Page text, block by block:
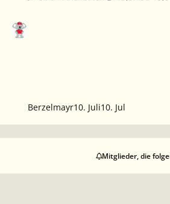
Berzelmayr10. Juli10. Jul
Mitglieder, die